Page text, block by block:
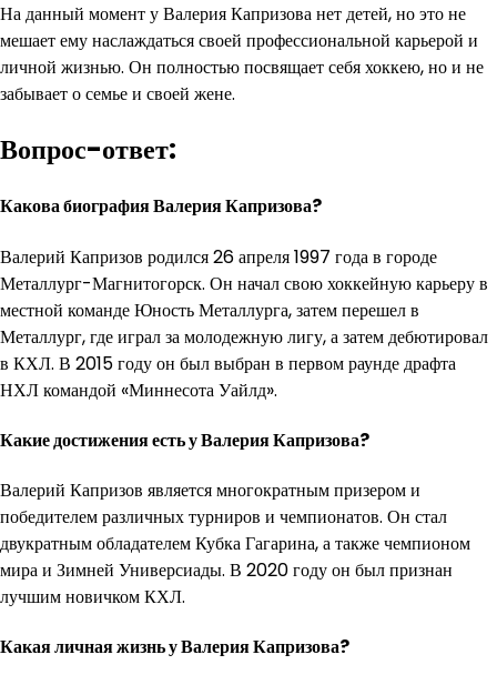
На данный момент у Валерия Капризова нет детей, но это не
мешает ему наслаждаться своей профессиональной карьерой и
личной жизнью. Он полностью посвящает себя хоккею, но и не
забывает о семье и своей жене.
Вопрос-ответ:
Какова биография Валерия Капризова?
Валерий Капризов родился 26 апреля 1997 года в городе
Металлург-Магнитогорск. Он начал свою хоккейную карьеру в
местной команде Юность Металлурга, затем перешел в
Металлург, где играл за молодежную лигу, а затем дебютировал
в КХЛ. В 2015 году он был выбран в первом раунде драфта
НХЛ командой «Миннесота Уайлд».
Какие достижения есть у Валерия Капризова?
Валерий Капризов является многократным призером и
победителем различных турниров и чемпионатов. Он стал
двукратным обладателем Кубка Гагарина, а также чемпионом
мира и Зимней Универсиады. В 2020 году он был признан
лучшим новичком КХЛ.
Какая личная жизнь у Валерия Капризова?